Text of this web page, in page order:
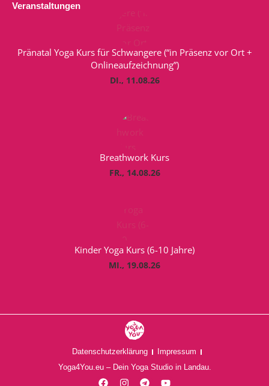
Veranstaltungen
Pränatal Yoga Kurs für Schwangere (“in Präsenz vor Ort +
Onlineaufzeichnung”)
DI., 11.08.26
Breathwork Kurs
FR., 14.08.26
Kinder Yoga Kurs (6-10 Jahre)
MI., 19.08.26
Datenschutzerklärung
Impressum
Yoga4You.eu – Dein Yoga Studio in Landau.